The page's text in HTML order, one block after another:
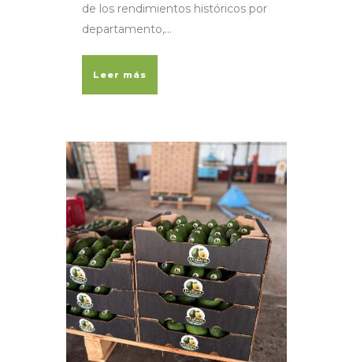
de los rendimientos históricos por
departamento,...
Leer más